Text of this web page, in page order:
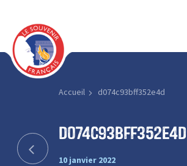
Accueil d074c93bff352e4d
d074c93bff352e4d
10 janvier 2022